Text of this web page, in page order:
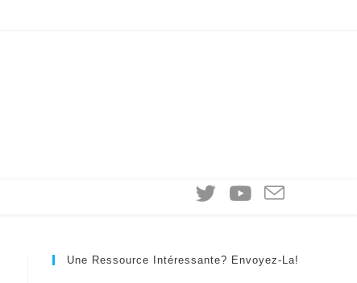
Une Ressource Intéressante? Envoyez-La!